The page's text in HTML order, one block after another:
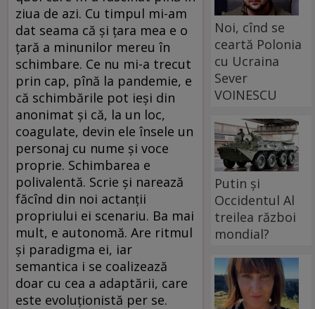
ziua de azi. Cu timpul mi-am
dat seama că și țara mea e o
țară a minunilor mereu în
schimbare. Ce nu mi-a trecut
prin cap, pînă la pandemie, e
că schimbările pot ieși din
anonimat și că, la un loc,
coagulate, devin ele însele un
personaj cu nume și voce
proprie. Schimbarea e
polivalentă. Scrie și narează
făcînd din noi actanții
propriului ei scenariu. Ba mai
mult, e autonomă. Are ritmul
și paradigma ei, iar
semantica i se coalizează
doar cu cea a adaptării, care
este evoluționistă per se.
Noi, cînd se
ceartă Polonia
cu Ucraina
Sever
VOINESCU
Putin și
Occidentul Al
treilea război
mondial?